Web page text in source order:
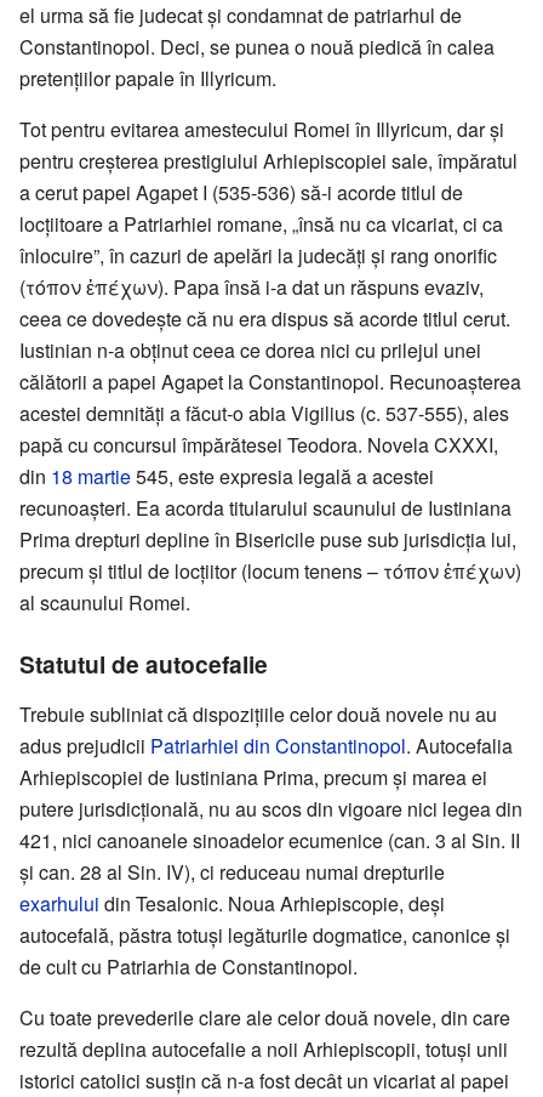
el urma să fie judecat și condamnat de patriarhul de
Constantinopol. Deci, se punea o nouă piedică în calea
pretențiilor papale în Illyricum.
Tot pentru evitarea amestecului Romei în Illyricum, dar și
pentru creșterea prestigiului Arhiepiscopiei sale, împăratul
a cerut papei Agapet I (535-536) să-i acorde titlul de
locțiitoare a Patriarhiei romane, „însă nu ca vicariat, ci ca
înlocuire”, în cazuri de apelări la judecăți și rang onorific
(τόπον ἐπέχων). Papa însă i-a dat un răspuns evaziv,
ceea ce dovedește că nu era dispus să acorde titlul cerut.
Iustinian n-a obținut ceea ce dorea nici cu prilejul unei
călătorii a papei Agapet la Constantinopol. Recunoașterea
acestei demnități a făcut-o abia Vigilius (c. 537-555), ales
papă cu concursul împărătesei Teodora. Novela CXXXI,
din 18 martie545, este expresia legală a acestei
recunoașteri. Ea acorda titularului scaunului de Iustiniana
Prima drepturi depline în Bisericile puse sub jurisdicția lui,
precum și titlul de locțiitor (locum tenens – τόπον ἐπέχων)
al scaunului Romei.
Statutul de autocefalie
Trebuie subliniat că dispozițiile celor două novele nu au
adus prejudicii Patriarhiei din Constantinopol. Autocefalia
Arhiepiscopiei de Iustiniana Prima, precum și marea ei
putere jurisdicțională, nu au scos din vigoare nici legea din
421, nici canoanele sinoadelor ecumenice (can. 3 al Sin. II
și can. 28 al Sin. IV), ci reduceau numai drepturile
exarhului din Tesalonic. Noua Arhiepiscopie, deși
autocefală, păstra totuși legăturile dogmatice, canonice și
de cult cu Patriarhia de Constantinopol.
Cu toate prevederile clare ale celor două novele, din care
rezultă deplina autocefalie a noii Arhiepiscopii, totuși unii
istorici catolici susțin că n-a fost decât un vicariat al papei